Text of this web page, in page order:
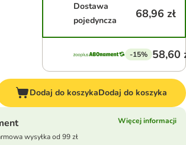
Dostawa
pojedyncza
68,96 zł
-15% 58,60
Dodaj do koszykaDodaj do koszyka
Więcej informacji
wysyłka od 99 zł